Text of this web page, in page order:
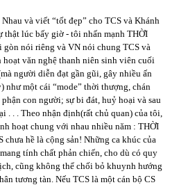
và viết “tốt đẹp” cho TCS và Khánh
lúc bấy giờ - tôi nhấn mạnh THỜI
nói riêng và VN nói chung TCS và
văn nghệ thanh niên sinh viên cuối
người diễn đạt gần gũi, gây nhiều ấn
một cái “mode” thời thượng, chán
con người; sự bi đát, huỷ hoại và sau
. . . Theo nhận định(rất chủ quan) của tôi,
hoạt chung với nhau nhiều năm : THỜI
hề là cộng sản! Những ca khúc của
tính chất phản chiến, cho dù có quy
cũng không thể chối bỏ khuynh hướng
tương tàn. Nếu TCS là một cán bộ CS